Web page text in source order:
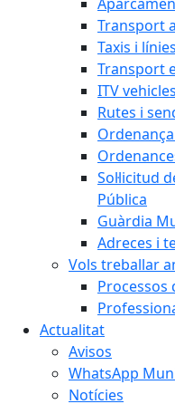
Transport
Taxis i
Transport
ITV
Rutes i
Sol·licitud
Pública
Guàrdia
Adreces i
Vols treballar
Processos
Actualitat
Avisos
WhatsApp
Notícies